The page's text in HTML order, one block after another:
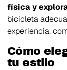
física y
bicicleta
experiencia,
Cómo
tu estilo